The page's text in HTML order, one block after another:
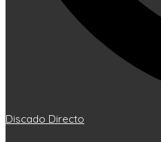
Discado Directo